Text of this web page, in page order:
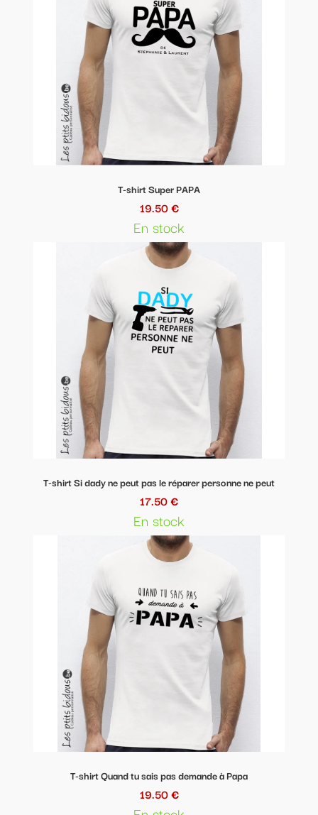
T-shirt Super PAPA
19.50 €
En stock
T-shirt Si dady ne peut pas le réparer personne ne peut
17.50 €
En stock
T-shirt Quand tu sais pas demande à Papa
19.50 €